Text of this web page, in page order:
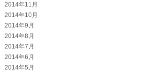
2014年11月
2014年10月
2014年9月
2014年8月
2014年7月
2014年6月
2014年5月